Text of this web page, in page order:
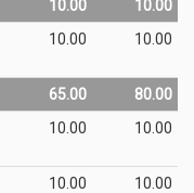
10.00
10.00
10.00 10.00
65.00
80.00
10.00 10.00
10.00 10.00